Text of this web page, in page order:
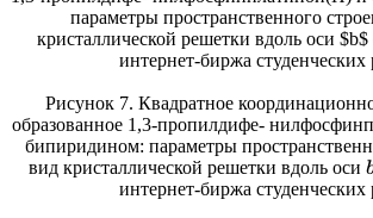
Рисунок 7. Квадратное
образованное 1,3-пропилдифе-
бипиридином: параметры
вид кристаллической решетки вдоль оси
интернет-биржа студенческих